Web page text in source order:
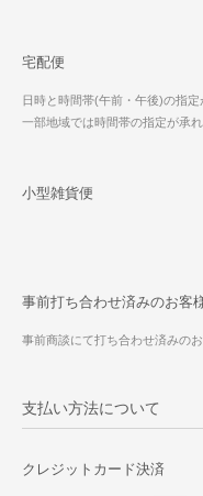
宅配便
日時と時間帯(午前・午後)の指定
一部地域では時間帯の指定が承
小型雑貨便
事前打ち合わせ済みのお客
事前商談にて打ち合わせ済みの
支払い方法について
クレジットカード決済